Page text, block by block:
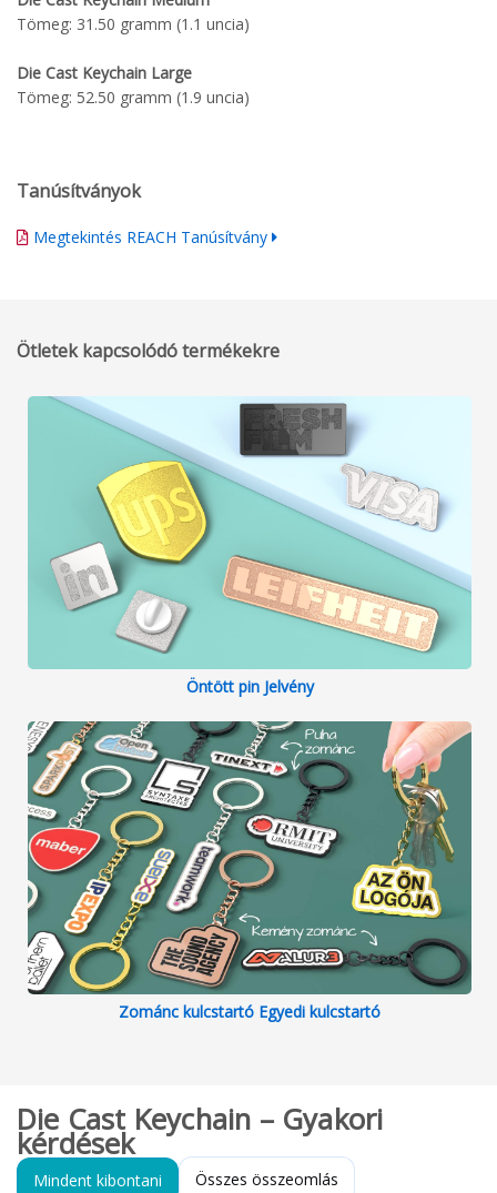
Tömeg: 31.50 gramm (1.1 uncia)
Die Cast Keychain Large
Tömeg: 52.50 gramm (1.9 uncia)
Tanúsítványok
Megtekintés REACH Tanúsítvány
Ötletek kapcsolódó termékekre
Öntött pin Jelvény
Zománc kulcstartó Egyedi kulcstartó
Die Cast Keychain – Gyakori
kérdések
Mindent kibontani Összes összeomlás